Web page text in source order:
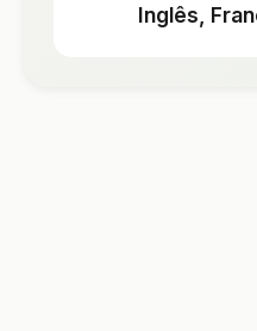
Inglês,